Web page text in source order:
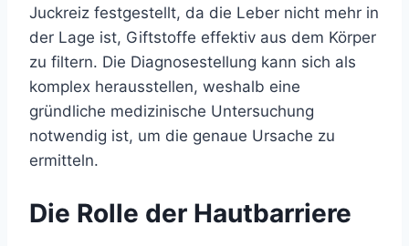
Juckreiz festgestellt, da die Leber nicht mehr in
der Lage ist, Giftstoffe effektiv aus dem Körper
zu filtern. Die Diagnosestellung kann sich als
komplex herausstellen, weshalb eine
gründliche medizinische Untersuchung
notwendig ist, um die genaue Ursache zu
ermitteln.
Die Rolle der Hautbarriere